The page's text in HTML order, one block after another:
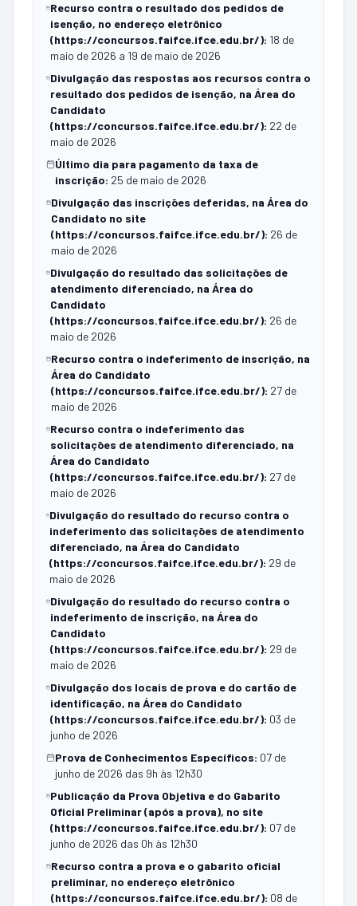
Recurso contra o resultado dos pedidos de
isenção, no endereço eletrônico
(https://concursos.faifce.ifce.edu.br/): 18 de
maio de 2026 a 19 de maio de 2026
Divulgação das respostas aos recursos contra o
resultado dos pedidos de isenção, na Área do
Candidato
(https://concursos.faifce.ifce.edu.br/): 22 de
maio de 2026
Último dia para pagamento da taxa de
inscrição: 25 de maio de 2026
Divulgação das inscrições deferidas, na Área do
Candidato no site
(https://concursos.faifce.ifce.edu.br/): 26 de
maio de 2026
Divulgação do resultado das solicitações de
atendimento diferenciado, na Área do
Candidato
(https://concursos.faifce.ifce.edu.br/): 26 de
maio de 2026
Recurso contra o indeferimento de inscrição, na
Área do Candidato
(https://concursos.faifce.ifce.edu.br/): 27 de
maio de 2026
Recurso contra o indeferimento das
solicitações de atendimento diferenciado, na
Área do Candidato
(https://concursos.faifce.ifce.edu.br/): 27 de
maio de 2026
Divulgação do resultado do recurso contra o
indeferimento das solicitações de atendimento
diferenciado, na Área do Candidato
(https://concursos.faifce.ifce.edu.br/): 29 de
maio de 2026
Divulgação do resultado do recurso contra o
indeferimento de inscrição, na Área do
Candidato
(https://concursos.faifce.ifce.edu.br/): 29 de
maio de 2026
Divulgação dos locais de prova e do cartão de
identificação, na Área do Candidato
(https://concursos.faifce.ifce.edu.br/): 03 de
junho de 2026
Prova de Conhecimentos Específicos: 07 de
junho de 2026 das 9h às 12h30
Publicação da Prova Objetiva e do Gabarito
Oficial Preliminar (após a prova), no site
(https://concursos.faifce.ifce.edu.br/): 07 de
junho de 2026 das 0h às 12h30
Recurso contra a prova e o gabarito oficial
preliminar, no endereço eletrônico
(https://concursos.faifce.ifce.edu.br/): 08 de